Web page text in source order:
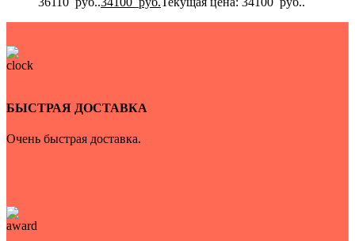
БЫСТРАЯ ДОСТАВКА
Очень быстрая доставка.